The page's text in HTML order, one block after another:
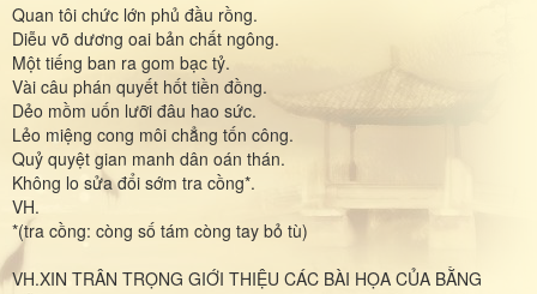
Quan tôi chức lớn phủ đầu rồng.
Diễu võ dương oai bản chất ngông.
Một tiếng ban ra gom bạc tỷ.
Vài câu phán quyết hốt tiền đồng.
Dẻo mồm uốn lưỡi đâu hao sức.
Lẻo miệng cong môi chẳng tốn công.
Quỷ quyệt gian manh dân oán thán.
Không lo sửa đổi sớm tra cồng*.
VH.
*(tra cồng: còng số tám còng tay bỏ tù)
VH.XIN TRÂN TRỌNG GIỚI THIỆU CÁC BÀI HỌA CỦA BẰNG